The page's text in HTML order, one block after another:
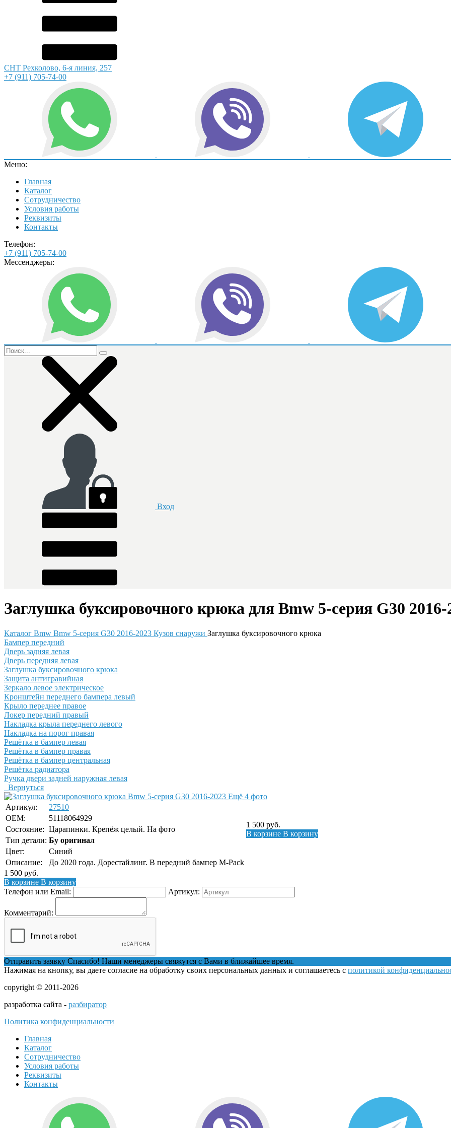
СНТ Рехколово, 6-я линия, 257
+7 (911) 705-74-00
Меню:
Главная
Каталог
Сотрудничество
Условия работы
Реквизиты
Контакты
Телефон:
+7 (911) 705-74-00
Мессенджеры:
Вход
Заглушка буксировочного крюка для Bmw 5-серия G30 2016-
Каталог Bmw Bmw 5-серия G30 2016-2023 Кузов снаружи Заглушка буксировочного крюка
Бампер передний
Дверь задняя левая
Дверь передняя левая
Заглушка буксировочного крюка
Защита антигравийная
Зеркало левое электрическое
Кронштейн переднего бампера левый
Крыло переднее правое
Локер передний правый
Накладка крыла переднего левого
Накладка на порог правая
Решётка в бампер левая
Решётка в бампер правая
Решётка в бампер центральная
Решётка радиатора
Ручка двери задней наружная левая
Вернуться
Ещё 4 фото
Артикул:
27510
1 500 руб.
В корзине В корзину
OEM:
51118064929
Состояние: Царапинки. Крепёж целый. На фото
Тип детали: Бу оригинал
Цвет:
Синий
Описание:
До 2020 года. Дорестайлинг. В передний бампер M-Pack
1 500 руб.
В корзине В корзину
Телефон или Email:
Артикул:
Комментарий:
Отправить заявку Спасибо! Наши менеджеры свяжутся с Вами в ближайшее время.
Нажимая на кнопку, вы даете согласие на обработку своих персональных данных и соглашаетесь с политикой
copyright © 2011-2026
разработка сайта - разбиратор
Политика конфиденциальности
Главная
Каталог
Сотрудничество
Условия работы
Реквизиты
Контакты